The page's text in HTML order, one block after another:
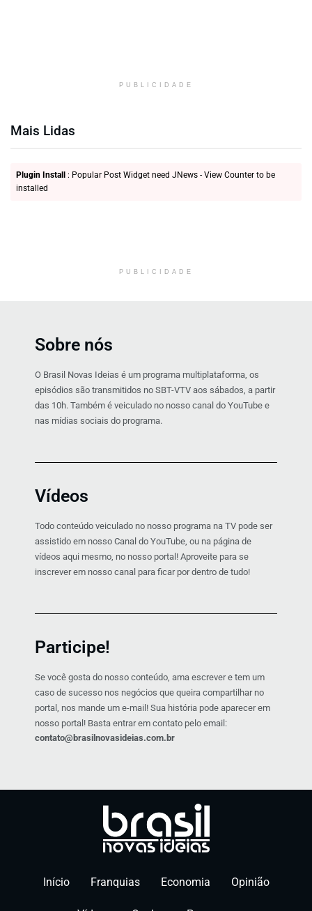
PUBLICIDADE
Mais Lidas
Plugin Install
: Popular Post Widget need JNews - View Counter to be
installed
PUBLICIDADE
Sobre nós
O Brasil Novas Ideias é um programa multiplataforma, os
episódios são transmitidos no SBT-VTV aos sábados, a partir
das 10h. Também é veiculado no nosso canal do YouTube e
nas mídias sociais do programa.
Vídeos
Todo conteúdo veiculado no nosso programa na TV pode ser
assistido em nosso Canal do YouTube, ou na página de
vídeos aqui mesmo, no nosso portal! Aproveite para se
inscrever em nosso canal para ficar por dentro de tudo!
Participe!
Se você gosta do nosso conteúdo, ama escrever e tem um
caso de sucesso nos negócios que queira compartilhar no
portal, nos mande um e-mail! Sua história pode aparecer em
nosso portal! Basta entrar em contato pelo email:
contato@brasilnovasideias.com.br
Início Franquias Economia Opinião